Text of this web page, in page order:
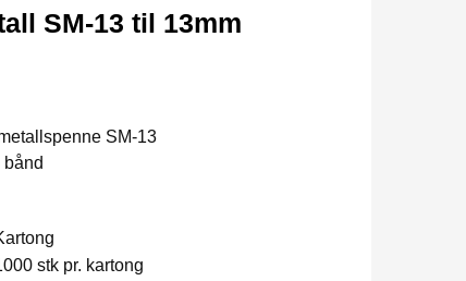
SM-13 til 13mm
SM-13
bånd
stk pr. kartong